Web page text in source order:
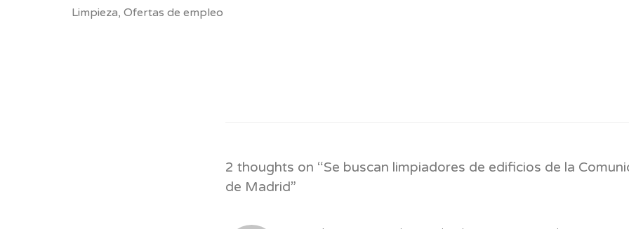
Limpieza, Ofertas de empleo
2 thoughts on “Se buscan limpiadores de edificios de la
de Madrid”